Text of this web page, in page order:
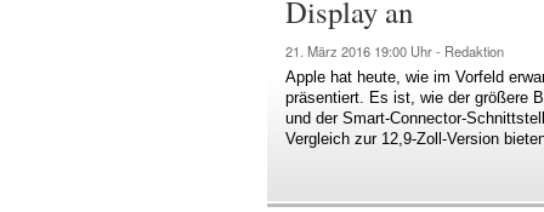
Display an
21. März 2016 19:00 Uhr - Redaktion
Apple hat heute, wie im Vorfeld
präsentiert. Es ist, wie der größere
und der Smart-Connector-
Vergleich zur 12,9-Zoll-Version